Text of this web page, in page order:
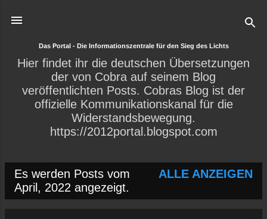
Das Portal - Die Informationszentrale für den Sieg des Lichts
Hier findet ihr die deutschen Übersetzungen
der von Cobra auf seinem Blog
veröffentlichten Posts. Cobras Blog ist der
offizielle Kommunikationskanal für die
Widerstandsbewegung.
https://2012portal.blogspot.com
P
Es werden Posts vom
April, 2022 angezeigt.
ALLE ANZEIGEN